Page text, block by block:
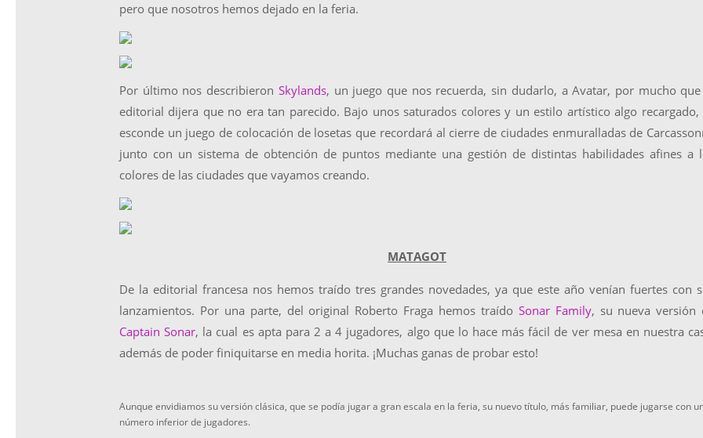
pero que nosotros hemos dejado en la feria.
Por último nos describieron Skylands, un juego que nos recuerda, sin dudarlo, a Avatar, por mucho
editorial dijera que no era tan parecido. Bajo unos saturados colores y un estilo artístico algo recargado,
esconde un juego de colocación de losetas que recordará al cierre de ciudades enmuralladas de
junto con un sistema de obtención de puntos mediante una gestión de distintas habilidades afines a
colores de las ciudades que vayamos creando.
MATAGOT
De la editorial francesa nos hemos traído tres grandes novedades, ya que este año venían fuertes con
lanzamientos. Por una parte, del original Roberto Fraga hemos traído Sonar Family, su nueva versión
Captain Sonar, la cual es apta para 2 a 4 jugadores, algo que lo hace más fácil de ver mesa en nuestra
además de poder finiquitarse en media horita. ¡Muchas ganas de probar esto!
Aunque envidiamos su versión clásica, que se podía jugar a gran escala en la feria, su nuevo título, más familiar, puede jugarse con
número inferior de jugadores.